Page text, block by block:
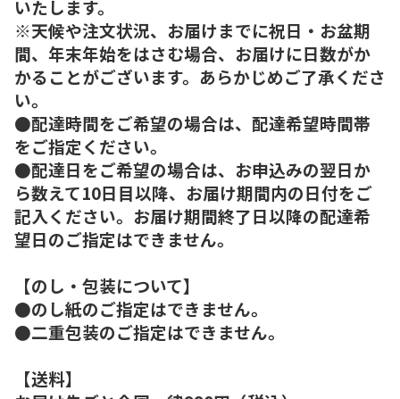
いたします。
※天候や注文状況、お届けまでに祝日・お盆期
間、年末年始をはさむ場合、お届けに日数がか
かることがございます。あらかじめご了承くださ
い。
●配達時間をご希望の場合は、配達希望時間帯
をご指定ください。
●配達日をご希望の場合は、お申込みの翌日か
ら数えて10日目以降、お届け期間内の日付をご
記入ください。お届け期間終了日以降の配達希
望日のご指定はできません。
【のし・包装について】
●のし紙のご指定はできません。
●二重包装のご指定はできません。
【送料】